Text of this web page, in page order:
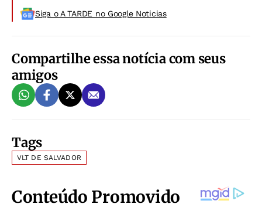
Siga o A TARDE no Google Noticias
Compartilhe essa notícia com seus
amigos
Tags
VLT DE SALVADOR